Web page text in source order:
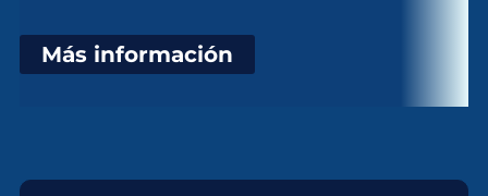
Más información